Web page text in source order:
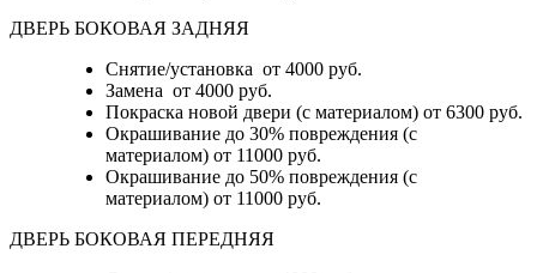
ДВЕРЬ БОКОВАЯ ЗАДНЯЯ
Снятие/установка от 4000 руб.
Замена от 4000 руб.
Покраска новой двери (с материалом) от 6300 руб.
Окрашивание до 30% повреждения (с
материалом) от 11000 руб.
Окрашивание до 50% повреждения (с
материалом) от 11000 руб.
ДВЕРЬ БОКОВАЯ ПЕРЕДНЯЯ